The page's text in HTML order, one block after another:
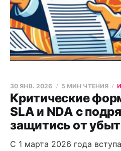
Критические
SLA и NDA с
защитись от
30 ЯНВ. 2026 5 МИН ЧТЕНИЯ
С 1 марта 2026 года